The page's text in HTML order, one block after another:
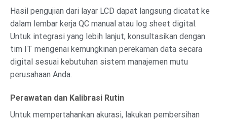
Hasil pengujian dari layar LCD dapat langsung dicatat ke
dalam lembar kerja QC manual atau log sheet digital.
Untuk integrasi yang lebih lanjut, konsultasikan dengan
tim IT mengenai kemungkinan perekaman data secara
digital sesuai kebutuhan sistem manajemen mutu
perusahaan Anda.
Perawatan dan Kalibrasi Rutin
Untuk mempertahankan akurasi, lakukan pembersihan